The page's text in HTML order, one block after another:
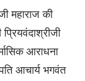
महाराज की
आराधना
आचार्य भगवंत